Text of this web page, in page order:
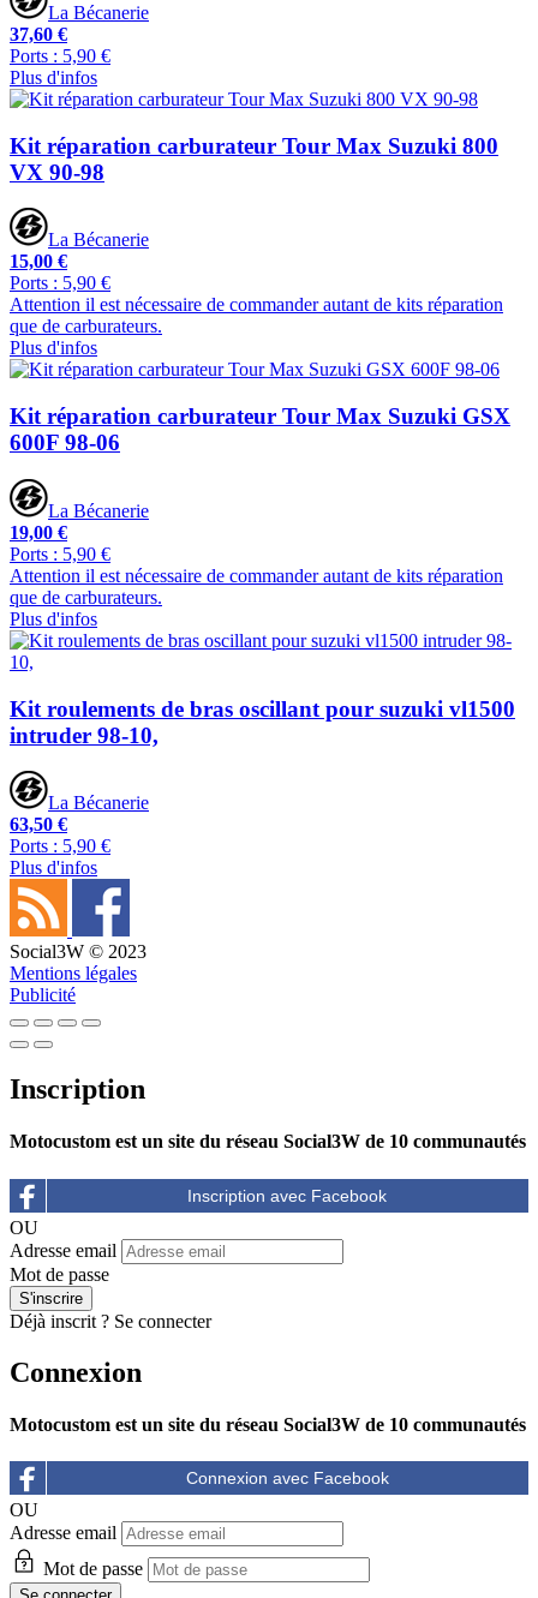
La Bécanerie
37,60 €
Ports : 5,90 €
Plus d'infos
Kit réparation carburateur Tour Max Suzuki 800
VX 90-98
La Bécanerie
15,00 €
Ports : 5,90 €
Attention il est nécessaire de commander autant de kits réparation
que de carburateurs.
Plus d'infos
Kit réparation carburateur Tour Max Suzuki GSX
600F 98-06
La Bécanerie
19,00 €
Ports : 5,90 €
Attention il est nécessaire de commander autant de kits réparation
que de carburateurs.
Plus d'infos
Kit roulements de bras oscillant pour suzuki vl1500
intruder 98-10,
La Bécanerie
63,50 €
Ports : 5,90 €
Plus d'infos
Social3W © 2023
Mentions légales
Publicité
Inscription
Motocustom est un site du réseau Social3W de 10 communautés
OU
Adresse email
Mot de passe
Déjà inscrit ? Se connecter
Connexion
Motocustom est un site du réseau Social3W de 10 communautés
OU
Adresse email
Mot de passe